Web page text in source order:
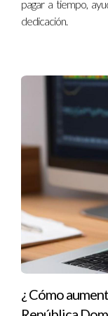
Flexibilidad:
Crecimiento
dominicano.-
Desventajas
los
de la
pueden ser
el sistema
Casos
Estudios de caso
inspiradores.
pagar a tiempo,
dedicación.
¿ Cómo